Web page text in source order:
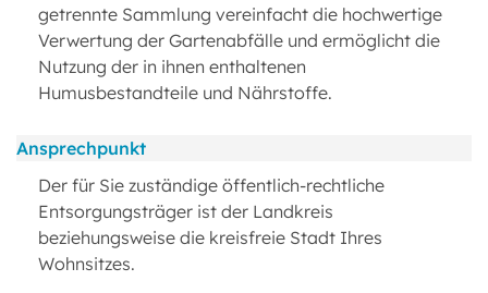
getrennte Sammlung vereinfacht die hochwertige
Verwertung der Gartenabfälle und ermöglicht die
Nutzung der in ihnen enthaltenen
Humusbestandteile und Nährstoffe.
Ansprechpunkt
Der für Sie zuständige öffentlich-rechtliche
Entsorgungsträger ist der Landkreis
beziehungsweise die kreisfreie Stadt Ihres
Wohnsitzes.